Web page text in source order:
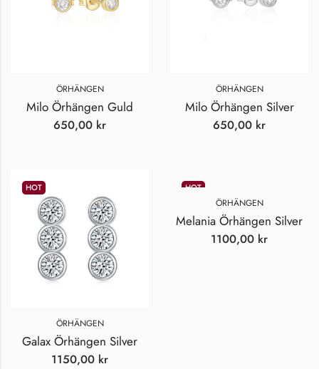
ÖRHÄNGEN
Milo Örhängen Guld
650,00 kr
ÖRHÄNGEN
Milo Örhängen Silver
650,00 kr
HOT
ÖRHÄNGEN
Galax Örhängen Silver
1150,00 kr
HOT
ÖRHÄNGEN
Melania Örhängen Silver
1100,00 kr